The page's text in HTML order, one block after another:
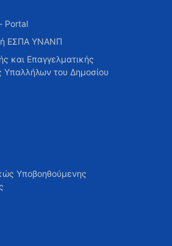
Portal
ΕΣΠΑ ΥΝΑΝΠ
και Επαγγελματικής
Υπαλλήλων του Δημοσίου
Υποβοηθούμενης